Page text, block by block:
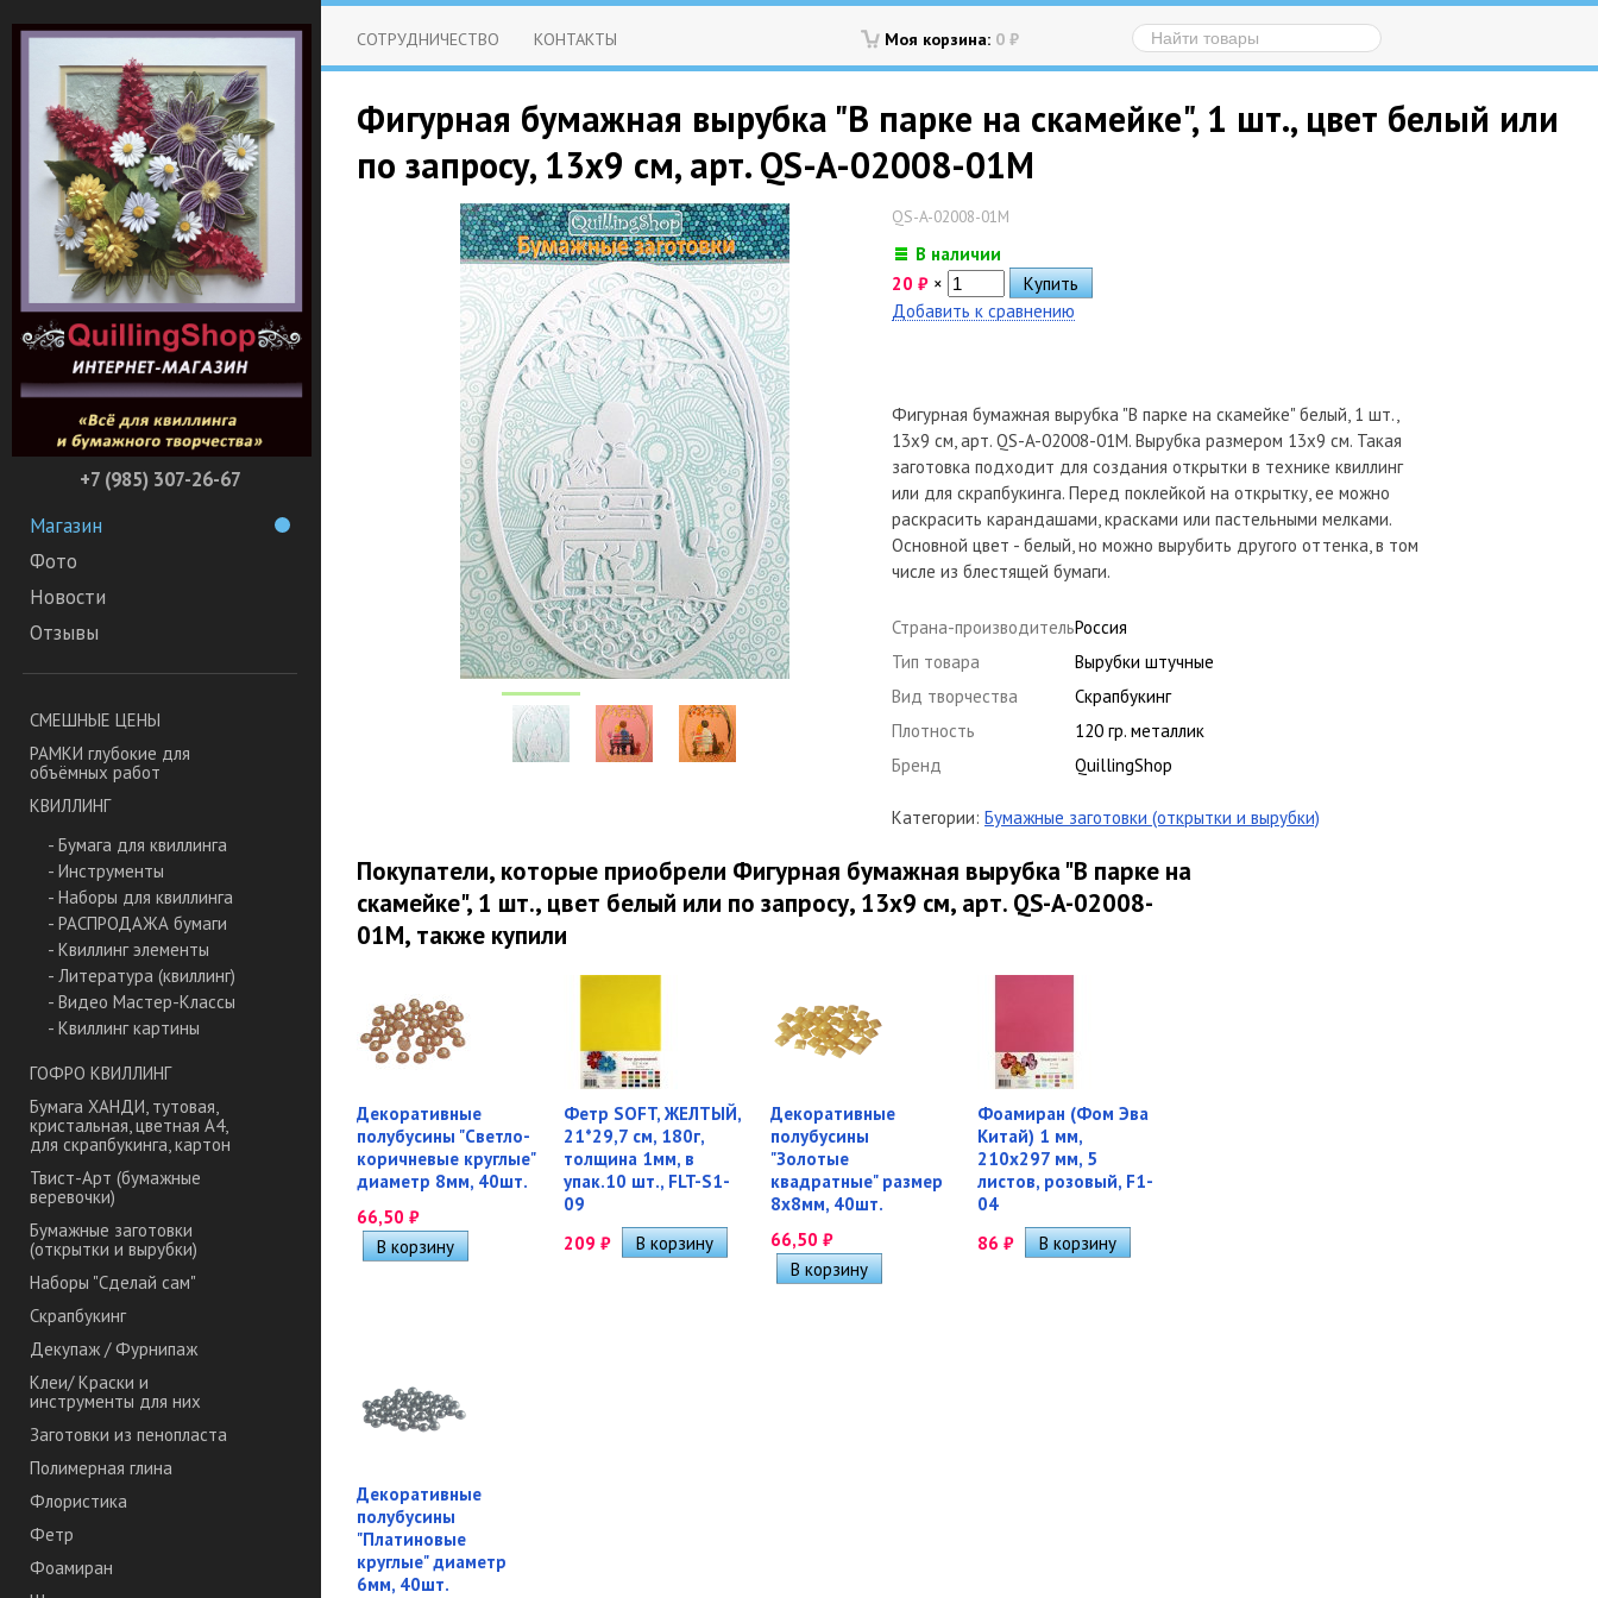
+7 (985) 307-26-67
Магазин
Фото
Новости
Отзывы
СМЕШНЫЕ ЦЕНЫ
РАМКИ глубокие для
объёмных работ
КВИЛЛИНГ
- Бумага для квиллинга
- Инструменты
- Наборы для квиллинга
- РАСПРОДАЖА бумаги
- Квиллинг элементы
- Литература (квиллинг)
- Видео Мастер-Классы
- Квиллинг картины
ГОФРО КВИЛЛИНГ
Бумага ХАНДИ, тутовая,
кристальная, цветная А4,
для скрапбукинга, картон
Твист-Арт (бумажные
веревочки)
Бумажные заготовки
(открытки и вырубки)
Наборы "Сделай сам"
Скрапбукинг
Декупаж / Фурнипаж
Клеи/ Краски и
инструменты для них
Заготовки из пенопласта
Полимерная глина
Флористика
Фетр
Фоамиран
Моя корзина: 0 ₽
СОТРУДНИЧЕСТВО КОНТАКТЫ
Фигурная бумажная вырубка "В парке на скамейке", 1 шт., цвет белый или
по запросу, 13х9 см, арт. QS-A-02008-01M
QS-A-02008-01M
В наличии
20 ₽ ×
Добавить к сравнению
Фигурная бумажная вырубка "В парке на скамейке" белый, 1 шт.,
13х9 см, арт. QS-A-02008-01M. Вырубка размером 13х9 см. Такая
заготовка подходит для создания открытки в технике квиллинг
или для скрапбукинга. Перед поклейкой на открытку, ее можно
раскрасить карандашами, красками или пастельными мелками.
Основной цвет - белый, но можно вырубить другого оттенка, в том
числе из блестящей бумаги.
Страна-производительРоссия
Тип товара
Вырубки штучные
Вид творчества
Скрапбукинг
Плотность
120 гр. металлик
Бренд
QuillingShop
Категории: Бумажные заготовки (открытки и вырубки)
Покупатели, которые приобрели Фигурная бумажная вырубка "В парке на
скамейке", 1 шт., цвет белый или по запросу, 13х9 см, арт. QS-A-02008-
01M, также купили
Декоративные
полубусины "Светло-
коричневые круглые"
диаметр 8мм, 40шт.
66,50 ₽
Фетр SOFT, ЖЕЛТЫЙ,
21*29,7 см, 180г,
толщина 1мм, в
упак.10 шт., FLT-S1-
09
209 ₽
Декоративные
полубусины
"Золотые
квадратные" размер
8х8мм, 40шт.
66,50 ₽
Фоамиран (Фом Эва
Китай) 1 мм,
210х297 мм, 5
листов, розовый, F1-
04
86 ₽
Декоративные
полубусины
"Платиновые
круглые" диаметр
6мм, 40шт.